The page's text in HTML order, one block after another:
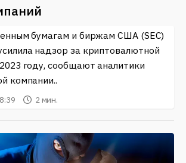
бумагам и биржам США (SEC)
надзор за криптовалютной
году, сообщают аналитики
компании..
2 мин.